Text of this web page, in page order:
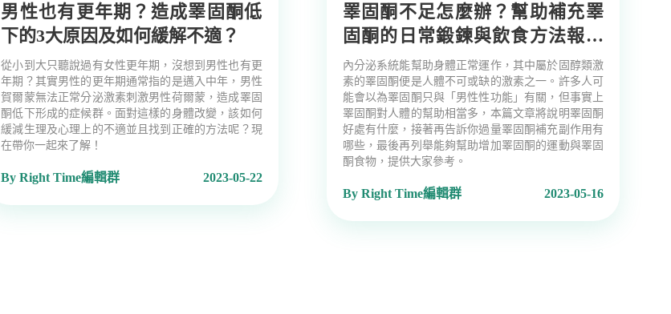
男性也有更年期？造成睪固酮低
下的3大原因及如何緩解不適？
從小到大只聽說過有女性更年期，沒想到男性也有更
年期？其實男性的更年期通常指的是邁入中年，男性
賀爾蒙無法正常分泌激素刺激男性荷爾蒙，造成睪固
酮低下形成的症候群。面對這樣的身體改變，該如何
緩減生理及心理上的不適並且找到正確的方法呢？現
在帶你一起來了解！
By Right Time編輯群 2023-05-22
睪固酮不足怎麼辦？幫助補充睪
固酮的日常鍛鍊與飲食方法報你
知
內分泌系統能幫助身體正常運作，其中屬於固醇類激
素的睪固酮便是人體不可或缺的激素之一。許多人可
能會以為睪固酮只與「男性性功能」有關，但事實上
睪固酮對人體的幫助相當多，本篇文章將說明睪固酮
好處有什麼，接著再告訴你過量睪固酮補充副作用有
哪些，最後再列舉能夠幫助增加睪固酮的運動與睪固
酮食物，提供大家參考。
By Right Time編輯群 2023-05-16